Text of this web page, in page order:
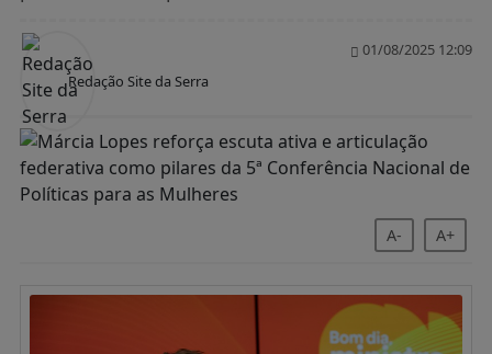
Redação Site da Serra
01/08/2025 12:09
A- A+